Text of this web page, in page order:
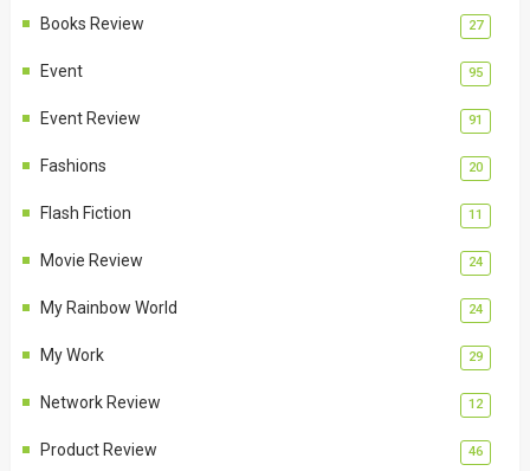
Books Review 27
Event 95
Event Review 91
Fashions 20
Flash Fiction 11
Movie Review 24
My Rainbow World 24
My Work 29
Network Review 12
Product Review 46